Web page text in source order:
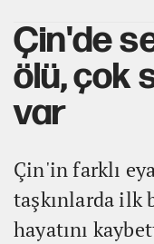
Çin'de
ölü, çok
var
Çin'in farklı
taşkınlarda ilk
hayatını